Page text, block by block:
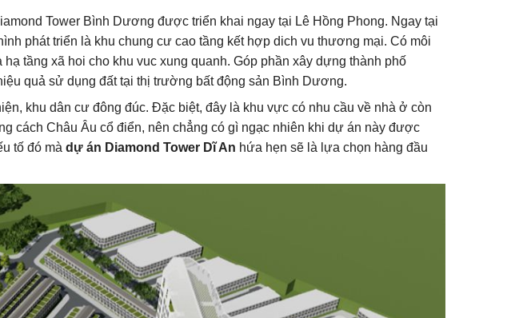
Tower Bình Dương được triển khai ngay tại Lê Hồng Phong. Ngay tại
phát triển là khu chung cư cao tầng kết hợp dich vu thương mại. Có môi
tầng xã hoi cho khu vuc xung quanh. Góp phần xây dựng thành phố
quả sử dụng đất tại thị trường bất động sản Bình Dương.
khu dân cư đông đúc. Đặc biệt, đây là khu vực có nhu cầu về nhà ở còn
cách Châu Âu cổ điển, nên chẳng có gì ngạc nhiên khi dự án này được
tố đó mà dự án Diamond Tower Dĩ An hứa hẹn sẽ là lựa chọn hàng đầu